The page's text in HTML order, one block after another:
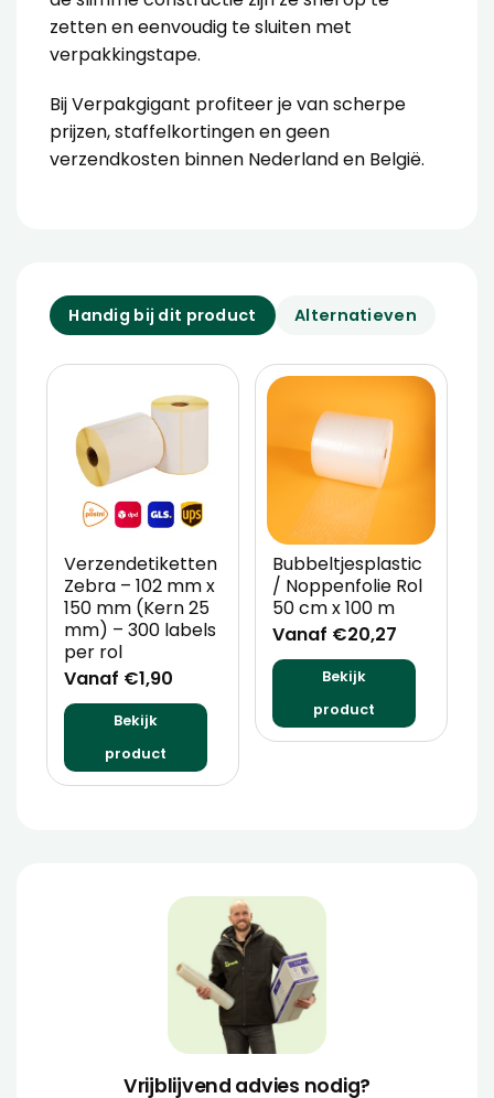
zetten en eenvoudig te sluiten met
verpakkingstape.
Bij Verpakgigant profiteer je van scherpe
prijzen, staffelkortingen en geen
verzendkosten binnen Nederland en België.
Handig bij dit product Alternatieven
Verzendetiketten
Zebra – 102 mm x
150 mm (Kern 25
mm) – 300 labels
per rol
Vanaf €1,90
Bekijk
product
Bubbeltjesplastic
/ Noppenfolie Rol
50 cm x 100 m
Vanaf €20,27
Bekijk
product
Vrijblijvend advies nodig?